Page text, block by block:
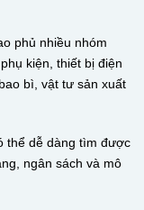
phủ nhiều nhóm
kiện, thiết bị điện
bì, vật tư sản xuất
thể dễ dàng tìm được
ngân sách và mô